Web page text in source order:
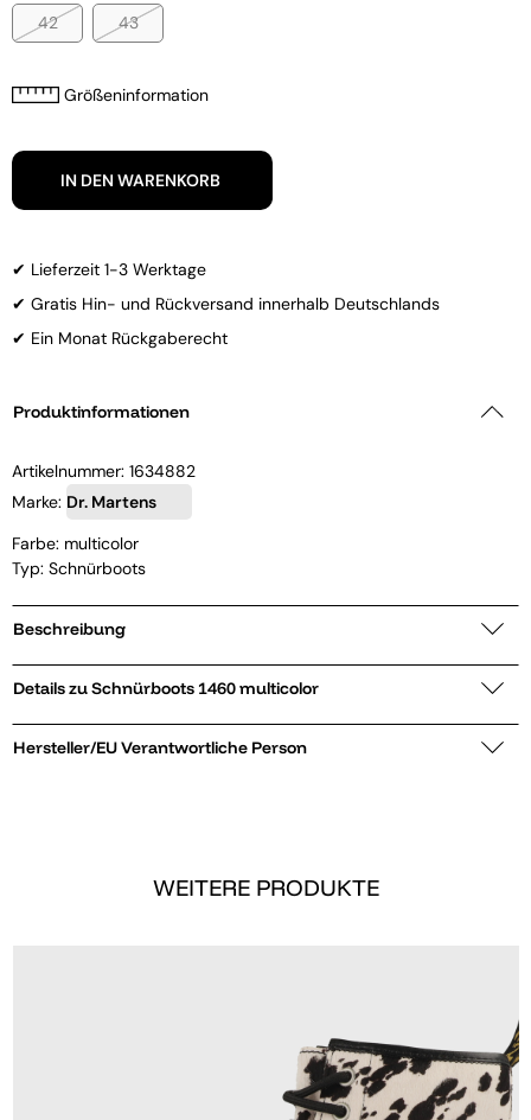
42 43
Größeninformation
IN DEN WARENKORB
✔ Lieferzeit 1-3 Werktage
✔ Gratis Hin- und Rückversand innerhalb Deutschlands
✔ Ein Monat Rückgaberecht
Produktinformationen
Artikelnummer: 1634882
Marke: Dr. Martens
Farbe: multicolor
Typ: Schnürboots
Beschreibung
Details zu Schnürboots 1460 multicolor
Hersteller/EU Verantwortliche Person
WEITERE PRODUKTE